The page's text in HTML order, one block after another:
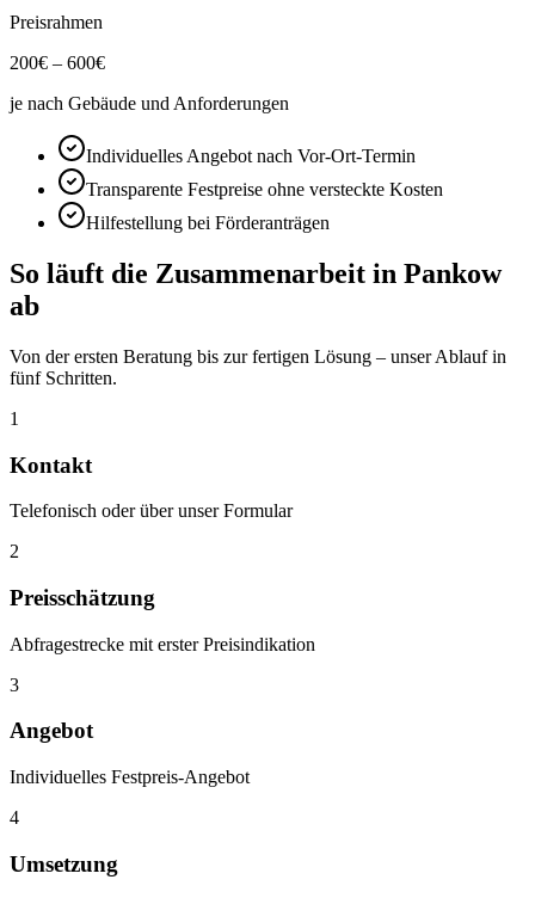
Preisrahmen
200€ – 600€
je nach Gebäude und Anforderungen
Individuelles Angebot nach Vor-Ort-Termin
Transparente Festpreise ohne versteckte Kosten
Hilfestellung bei Förderanträgen
So läuft die Zusammenarbeit in Pankow
ab
Von der ersten Beratung bis zur fertigen Lösung – unser Ablauf in
fünf Schritten.
1
Kontakt
Telefonisch oder über unser Formular
2
Preisschätzung
Abfragestrecke mit erster Preisindikation
3
Angebot
Individuelles Festpreis-Angebot
4
Umsetzung